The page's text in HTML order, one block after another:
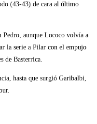
(43-43) de cara al último
aunque Lococo volvía a
la serie a Pilar con el empujo
de Basterrica.
hasta que surgió Garibalbi,